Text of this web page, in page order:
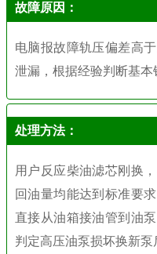
故障原因：
电脑报故障轨压偏差高
泄漏，根据经验判断基
处理方法：
用户反应柴油滤芯刚换
回油量均能达到标准要
直接从油箱接油管到油
判定高压油泵损坏换新泵